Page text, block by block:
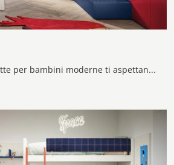
Le più belle camerette per bambini moderne ti aspettano! Scopri il modello Castello Dots di Nidi.